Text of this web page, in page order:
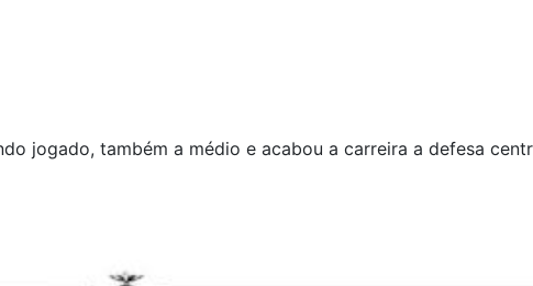
jogado, também a médio e acabou a carreira a defesa